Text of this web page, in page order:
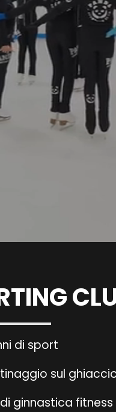
di sport
sul
ginnastica fitness